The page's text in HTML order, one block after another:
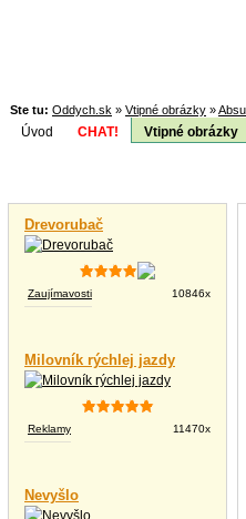
Ste tu: Oddych.sk » Vtipné obrázky »
Úvod CHAT! Vtipné obrázky
Drevorubač
Zaujímavosti 10846x
Milovník rýchlej jazdy
Reklamy 11470x
Nevyšlo